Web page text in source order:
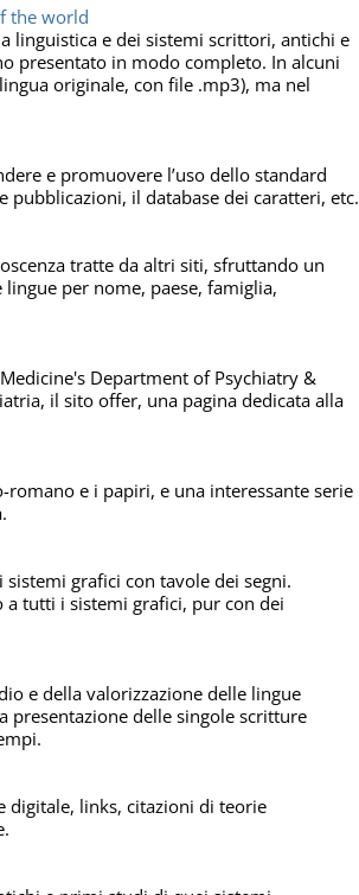
the world
linguistica e dei sistemi scrittori, antichi e
presentato in modo completo. In alcuni
originale, con file .mp3), ma nel
e promuovere l’uso dello standard
il database dei caratteri, etc.
tratte da altri siti, sfruttando un
per nome, paese, famiglia,
Department of Psychiatry &
il sito offer, una pagina dedicata alla
romano e i papiri, e una interessante serie
grafici con tavole dei segni.
a tutti i sistemi grafici, pur con dei
e della valorizzazione delle lingue
delle singole scritture
digitale, links, citazioni di teorie